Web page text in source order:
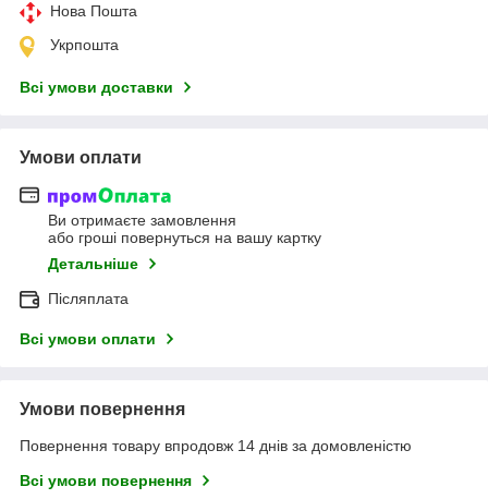
Нова Пошта
Укрпошта
Всі умови доставки
Умови оплати
Ви отримаєте замовлення
або гроші повернуться на вашу картку
Детальніше
Післяплата
Всі умови оплати
Умови повернення
Повернення товару впродовж 14 днів за домовленістю
Всі умови повернення